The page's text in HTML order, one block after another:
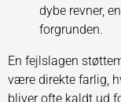
En fejlslagen
være direkte farlig,
bliver ofte kaldt ud